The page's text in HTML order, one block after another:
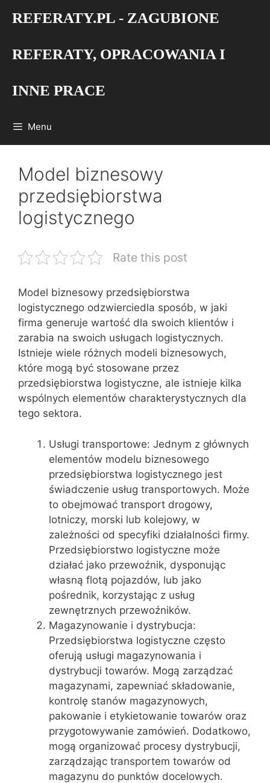
REFERATY.PL - ZAGUBIONE
REFERATY, OPRACOWANIA I
INNE PRACE
Menu
Model biznesowy
przedsiębiorstwa
logistycznego
Rate this post
Model biznesowy przedsiębiorstwa
logistycznego odzwierciedla sposób, w jaki
firma generuje wartość dla swoich klientów i
zarabia na swoich usługach logistycznych.
Istnieje wiele różnych modeli biznesowych,
które mogą być stosowane przez
przedsiębiorstwa logistyczne, ale istnieje kilka
wspólnych elementów charakterystycznych dla
tego sektora.
Usługi transportowe: Jednym z głównych
elementów modelu biznesowego
przedsiębiorstwa logistycznego jest
świadczenie usług transportowych. Może
to obejmować transport drogowy,
lotniczy, morski lub kolejowy, w
zależności od specyfiki działalności firmy.
Przedsiębiorstwo logistyczne może
działać jako przewoźnik, dysponując
własną flotą pojazdów, lub jako
pośrednik, korzystając z usług
zewnętrznych przewoźników.
Magazynowanie i dystrybucja:
Przedsiębiorstwa logistyczne często
oferują usługi magazynowania i
dystrybucji towarów. Mogą zarządzać
magazynami, zapewniać składowanie,
kontrolę stanów magazynowych,
pakowanie i etykietowanie towarów oraz
przygotowywanie zamówień. Dodatkowo,
mogą organizować procesy dystrybucji,
zarządzając transportem towarów od
magazynu do punktów docelowych.